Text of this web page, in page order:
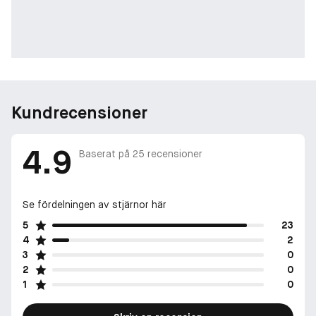
Kundrecensioner
4.9 Baserat på 25 recensioner
Se fördelningen av stjärnor här
5
23
4
2
3
0
2
0
1
0